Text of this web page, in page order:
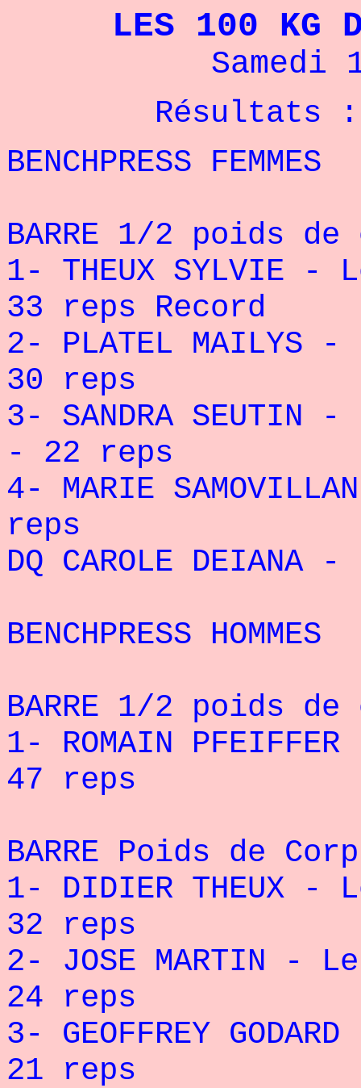
LES 100 KG
Samedi
Résultats :
BENCHPRESS FEMMES
BARRE 1/2 poids de
1- THEUX SYLVIE
33 reps Record
2- PLATEL MAILYS
30 reps
3- SANDRA SEUTIN
- 22 reps
4- MARIE
reps
DQ CAROLE
BENCHPRESS HOMMES
BARRE 1/2 poids
1- ROMAIN
47 reps
BARRE Poids de
1- DIDIER THEUX -
32 reps
2- JOSE MARTIN -
24 reps
3- GEOFFREY
21 reps